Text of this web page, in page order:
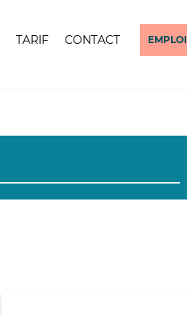
TARIF CONTACT EMPLOI